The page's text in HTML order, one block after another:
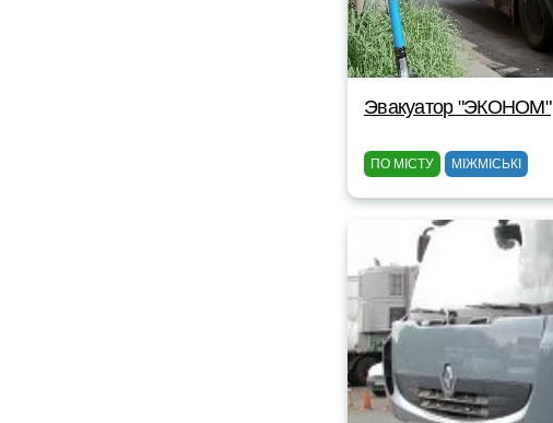
Эвакуатор "ЭКОНОМ"
ПО МІСТУ МІЖМІСЬКІ